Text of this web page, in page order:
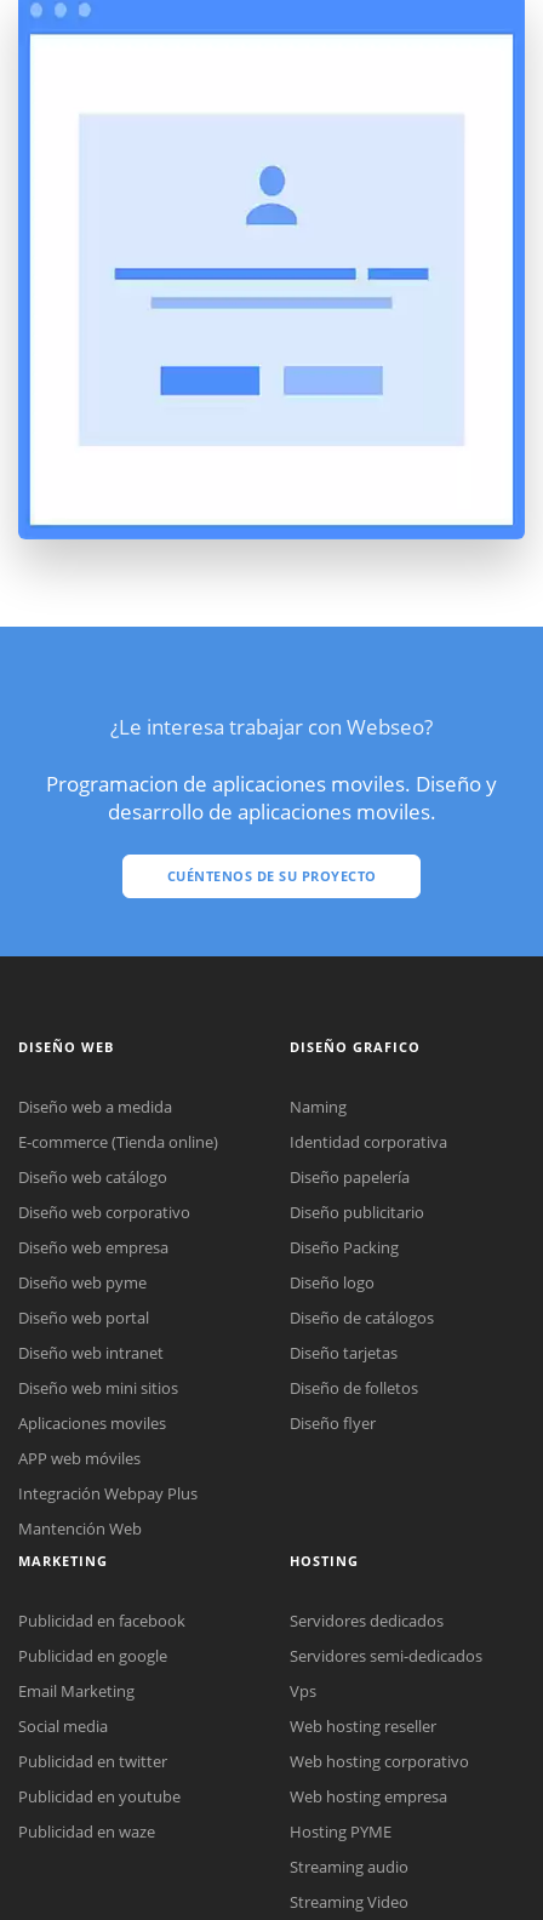
¿Le interesa trabajar con Webseo?
Programacion de aplicaciones moviles. Diseño y
desarrollo de aplicaciones moviles.
CUÉNTENOS DE SU PROYECTO
Reunión online
Nuestros ejecutivos le enviarán un correo electrónico con el enlace a
Meet para la reunión online.
Cotización
Todos nuestros ejecutivos están fuera de línea. Complete el formulario
DISEÑO WEB
Diseño web a medida
E-commerce (Tienda online)
Diseño web catálogo
Diseño web corporativo
Diseño web empresa
Diseño web pyme
Diseño web portal
Diseño web intranet
Diseño web mini sitios
Aplicaciones moviles
APP web móviles
Integración Webpay Plus
Mantención Web
DISEÑO GRAFICO
Naming
Identidad corporativa
Diseño papelería
Diseño publicitario
Diseño Packing
Diseño logo
Diseño de catálogos
Diseño tarjetas
Diseño de folletos
Diseño flyer
MARKETING
Publicidad en facebook
Publicidad en google
Email Marketing
Social media
Publicidad en twitter
Publicidad en youtube
Publicidad en waze
HOSTING
Servidores dedicados
Servidores semi-dedicados
Vps
Web hosting reseller
Web hosting corporativo
Web hosting empresa
Hosting PYME
Streaming audio
Streaming Video